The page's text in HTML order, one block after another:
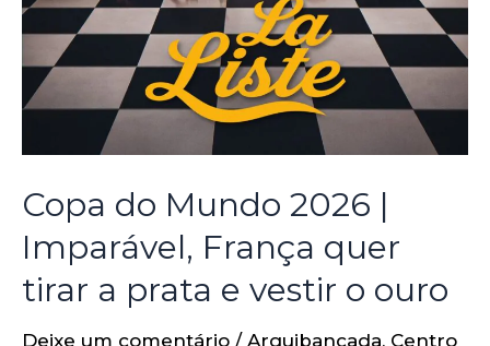
Copa do Mundo 2026 |
Imparável, França quer
tirar a prata e vestir o ouro
Deixe um comentário / Arquibancada, Centro